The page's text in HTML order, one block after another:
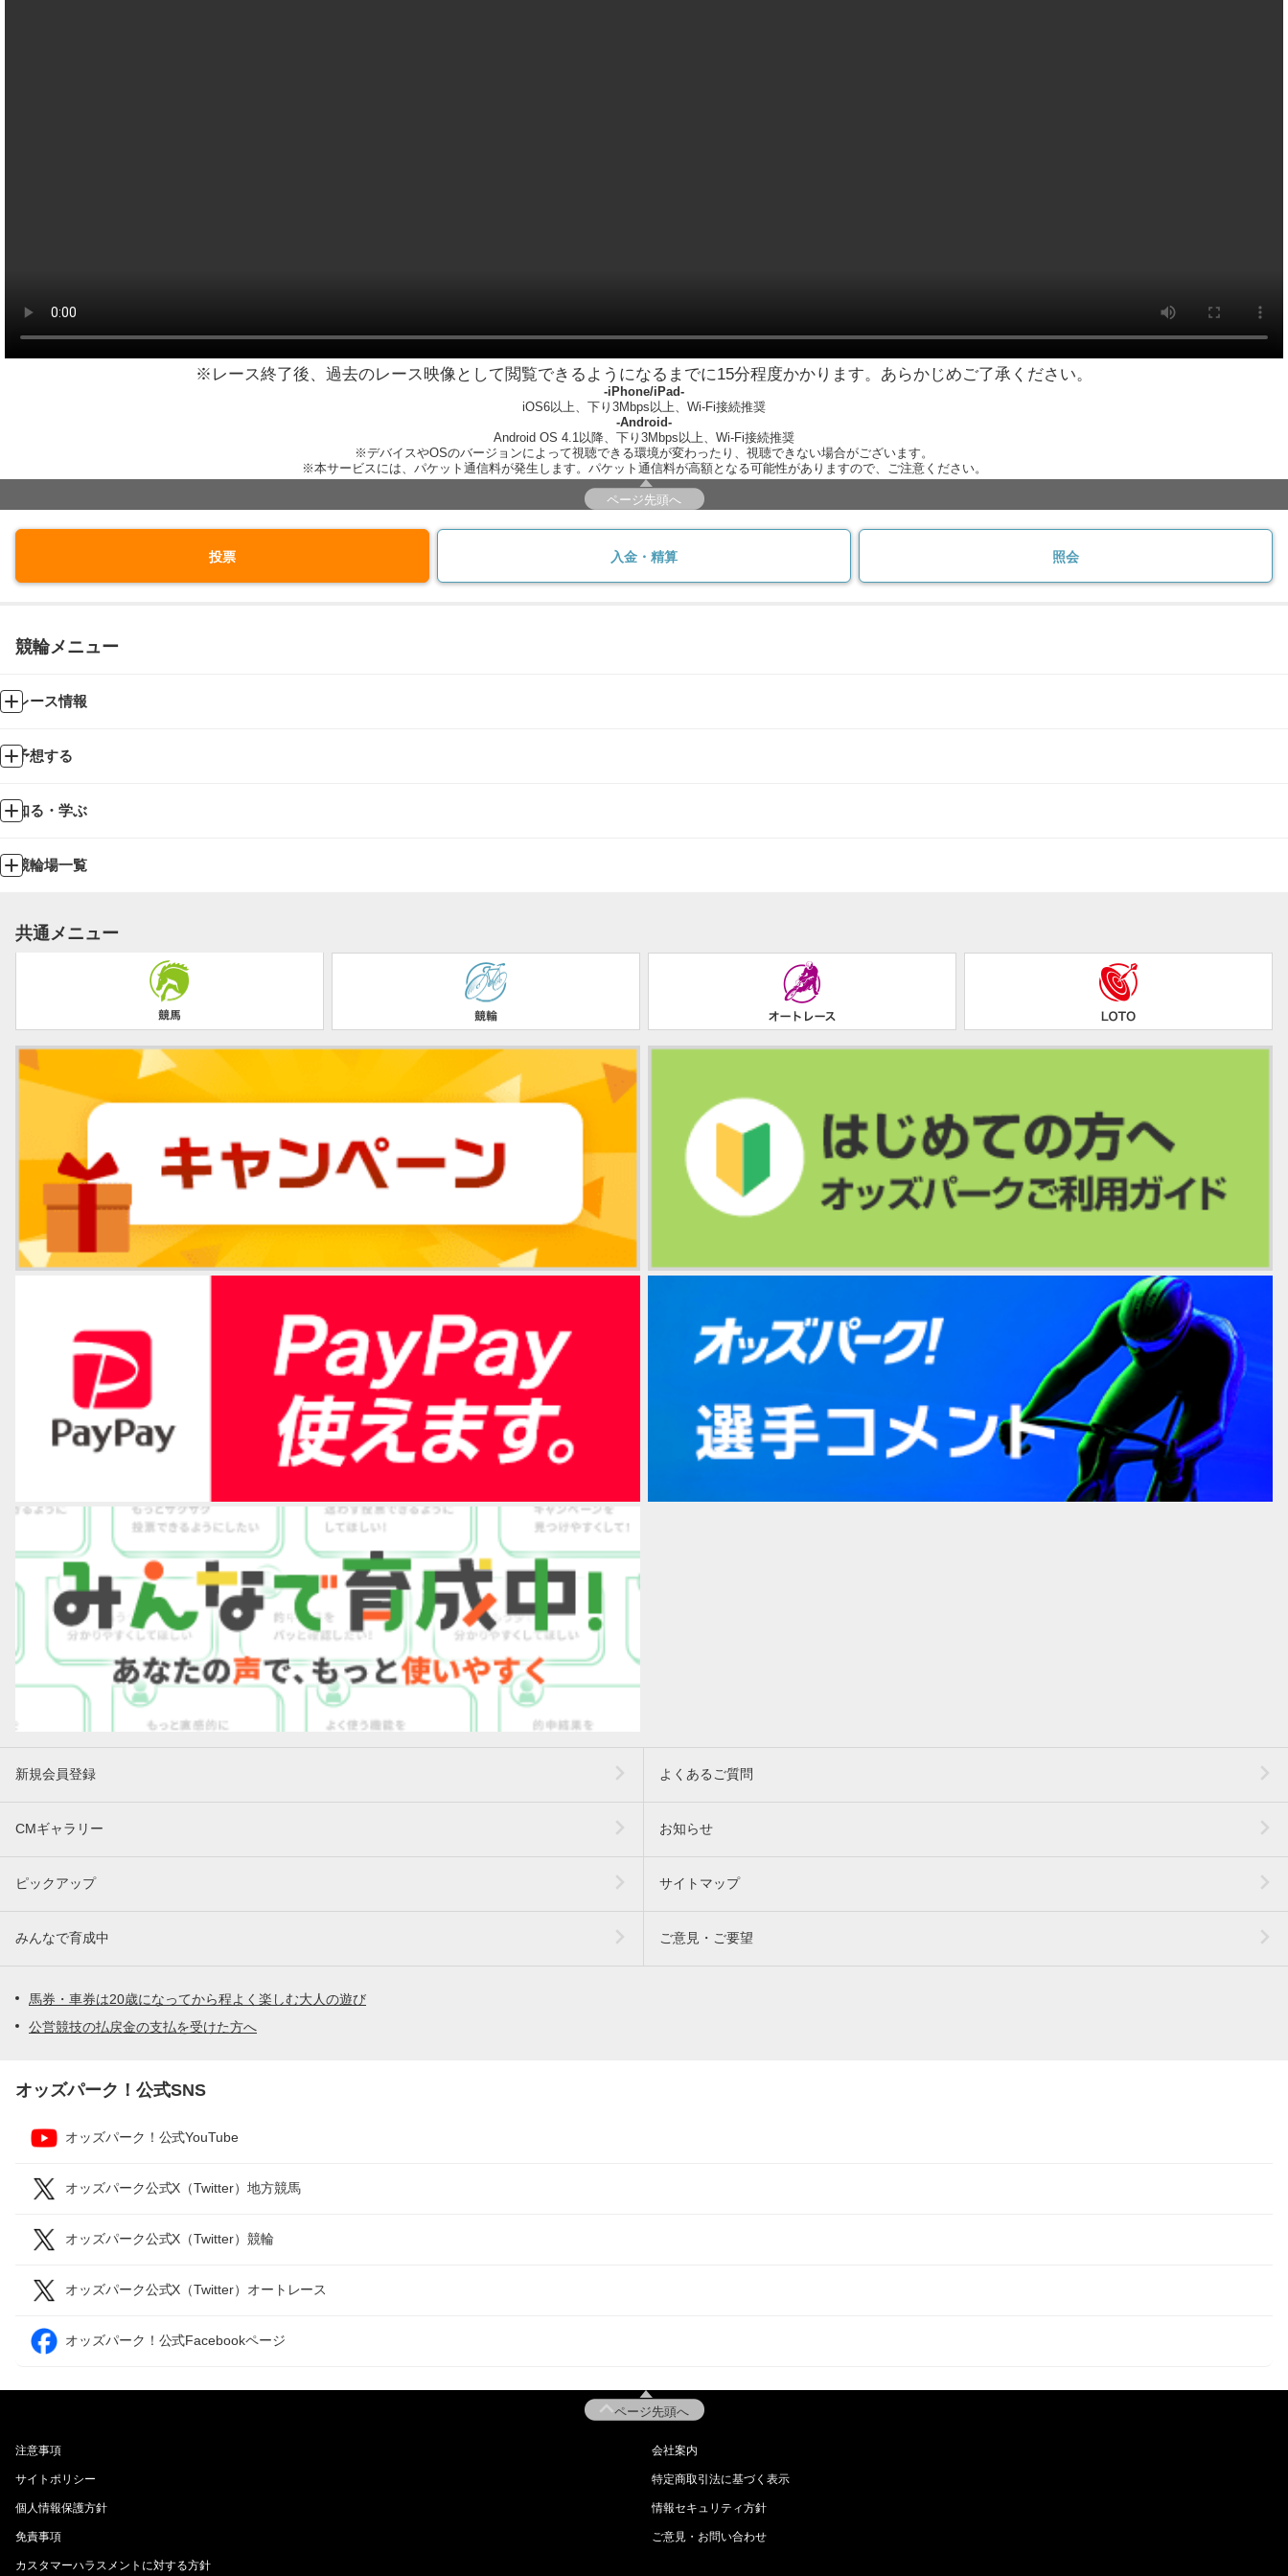
※レース終了後、過去のレース映像として閲覧できるようになるまでに15分程度かかります。あらかじめご了承ください。
-iPhone/iPad-
iOS6以上、下り3Mbps以上、Wi-Fi接続推奨
-Android-
Android OS 4.1以降、下り3Mbps以上、Wi-Fi接続推奨
※デバイスやOSのバージョンによって視聴できる環境が変わったり、視聴できない場合がございます。
※本サービスには、パケット通信料が発生します。パケット通信料が高額となる可能性がありますので、ご注意ください。
ページ先頭へ
投票 入金・精算 照会
競輪メニュー
レース情報
予想する
知る・学ぶ
競輪場一覧
共通メニュー
新規会員登録 よくあるご質問
CMギャラリー お知らせ
ピックアップ サイトマップ
みんなで育成中 ご意見・ご要望
馬券・車券は20歳になってから程よく楽しむ大人の遊び
公営競技の払戻金の支払を受けた方へ
オッズパーク！公式SNS
オッズパーク！公式YouTube
オッズパーク公式X（Twitter）地方競馬
オッズパーク公式X（Twitter）競輪
オッズパーク公式X（Twitter）オートレース
オッズパーク！公式Facebookページ
ページ先頭へ
注意事項 会社案内
サイトポリシー 特定商取引法に基づく表示
個人情報保護方針 情報セキュリティ方針
免責事項 ご意見・お問い合わせ
カスタマーハラスメントに対する方針